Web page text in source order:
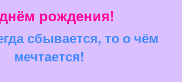
рождения!
сбывается, то о чём
мечтается!